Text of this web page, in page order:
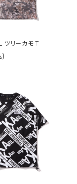
リーカモ T
)